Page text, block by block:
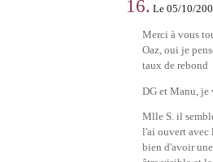
16. Le 05/10/
Merci à vous
Oaz, oui je
taux de rebond
DG et Manu, je
Mlle S. il
l'ai ouvert avec
bien d'avoir